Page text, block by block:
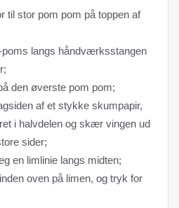
til stor pom pom på toppen af
langs håndværksstangen
den øverste pom pom;
af ​​et stykke skumpapir,
i halvdelen og skær vingen ud
sider;
en limlinie langs midten;
oven på limen, og tryk for